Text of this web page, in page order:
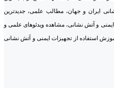
ایران و جهان، مطالب علمی، جدیدترین
ایمنی و آتش نشانی، مشاهده ویدئوهای علمی و
استفاده از تجهیزات ایمنی و آتش نشانی